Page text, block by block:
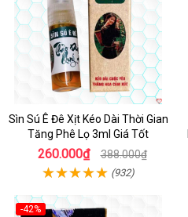
Sìn Sú Ê Đê Xịt Kéo Dài Thời Gian
Tăng Phê Lọ 3ml Giá Tốt
260.000₫ 388.000₫
(932)
-42%